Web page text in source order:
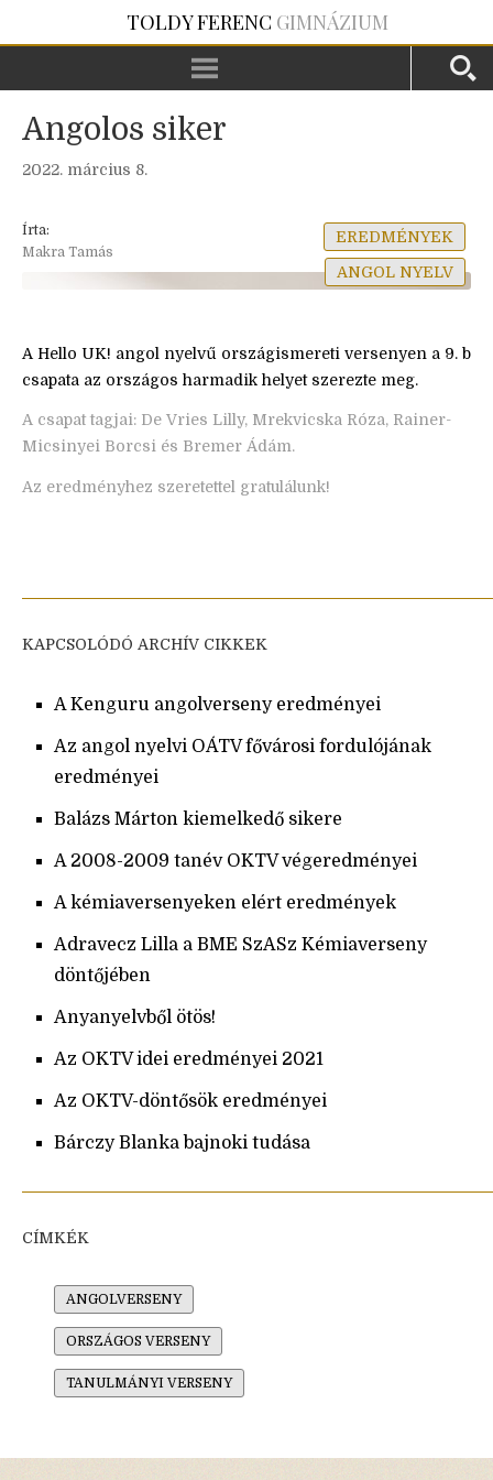
TOLDY FERENC GIMNÁZIUM
Angolos siker
2022. március 8.
Írta:
Makra Tamás
EREDMÉNYEK
ANGOL NYELV
A Hello UK! angol nyelvű országismereti versenyen a 9. b
csapata az országos harmadik helyet szerezte meg.
A csapat tagjai: De Vries Lilly, Mrekvicska Róza, Rainer-
Micsinyei Borcsi és Bremer Ádám.
Az eredményhez szeretettel gratulálunk!
KAPCSOLÓDÓ ARCHÍV CIKKEK
A Kenguru angolverseny eredményei
Az angol nyelvi OÁTV fővárosi fordulójának
eredményei
Balázs Márton kiemelkedő sikere
A 2008-2009 tanév OKTV végeredményei
A kémiaversenyeken elért eredmények
Adravecz Lilla a BME SzASz Kémiaverseny
döntőjében
Anyanyelvből ötös!
Az OKTV idei eredményei 2021
Az OKTV-döntősök eredményei
Bárczy Blanka bajnoki tudása
CÍMKÉK
ANGOLVERSENY
ORSZÁGOS VERSENY
TANULMÁNYI VERSENY